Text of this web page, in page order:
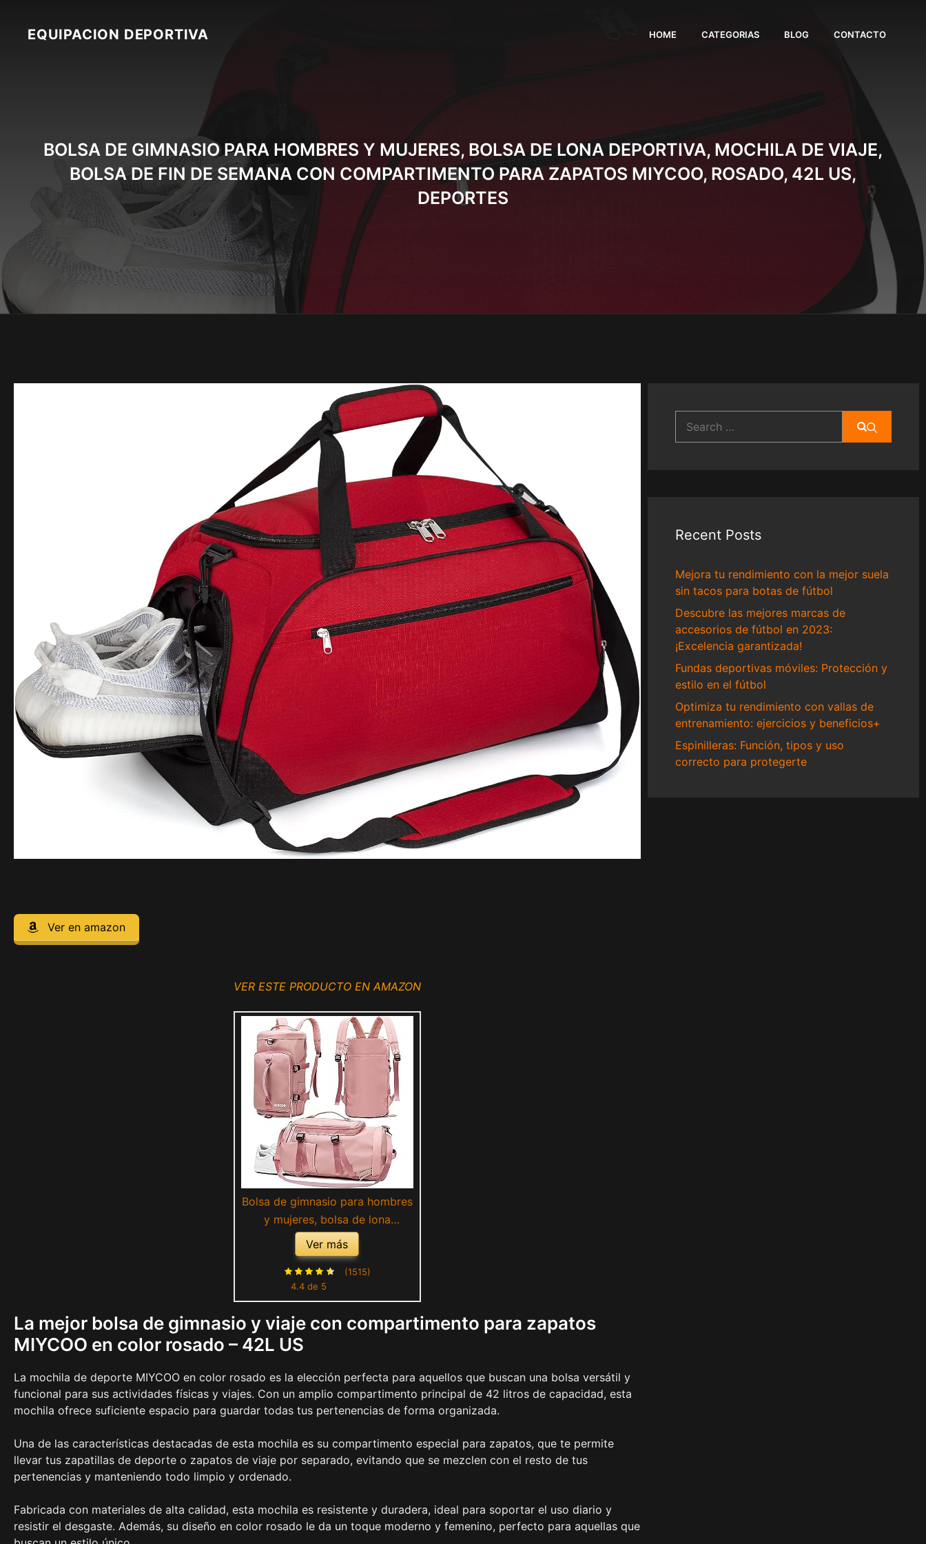
contentEQUIPACION DEPORTIVA HOME CATEGORIAS BLOG CONTACTO
BOLSA DE GIMNASIO PARA HOMBRES Y MUJERES, BOLSA DE LONA DEPORTIVA, MOCHILA DE VIAJE,
BOLSA DE FIN DE SEMANA CON COMPARTIMENTO PARA ZAPATOS MIYCOO, ROSADO, 42L US,
DEPORTES
Ver en amazon
VER ESTE PRODUCTO EN AMAZON
Bolsa de gimnasio para hombres
y mujeres, bolsa de lona
deportiva, mochila de viaje, bolsa
de fin de semana con
compartimento para zapatos
MIYCOO, Rosado, 42L US,
Ver más
4.4 de 5
(1515)
La mejor bolsa de gimnasio y viaje con compartimento para zapatos
MIYCOO en color rosado – 42L US
La mochila de deporte MIYCOO en color rosado es la elección perfecta para aquellos que buscan una bolsa versátil y
funcional para sus actividades físicas y viajes. Con un amplio compartimento principal de 42 litros de capacidad, esta
mochila ofrece suficiente espacio para guardar todas tus pertenencias de forma organizada.
Una de las características destacadas de esta mochila es su compartimento especial para zapatos, que te permite
llevar tus zapatillas de deporte o zapatos de viaje por separado, evitando que se mezclen con el resto de tus
pertenencias y manteniendo todo limpio y ordenado.
Fabricada con materiales de alta calidad, esta mochila es resistente y duradera, ideal para soportar el uso diario y
resistir el desgaste. Además, su diseño en color rosado le da un toque moderno y femenino, perfecto para aquellas que
for:
Recent Posts
Mejora tu rendimiento con la mejor suela
sin tacos para botas de fútbol
Descubre las mejores marcas de
accesorios de fútbol en 2023:
¡Excelencia garantizada!
Fundas deportivas móviles: Protección y
estilo en el fútbol
Optimiza tu rendimiento con vallas de
entrenamiento: ejercicios y beneficios+
Espinilleras: Función, tipos y uso
correcto para protegerte